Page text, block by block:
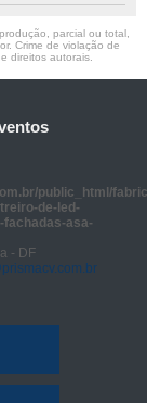
parcial ou total,
Crime de violação de
direitos autorais
public_html/
de-led-
asa-
- DF